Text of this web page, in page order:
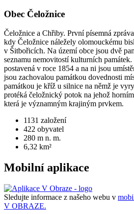
Obec Čeložnice
Čeložnice a Chřiby. První písemná
kdy Čeložnice náležely olomouckému
v Šitbořicích. Na území obce jsou dvě
seznamu nemovitostí kulturních
postavená v roce 1854 a na ni jsou
jsou zachovalou památkou dovednosti
památkou je kříž u silnice na němž je
protéká čeložnický potok na jehož
která je významným krajiným prvkem.
1131 založení
422 obyvatel
280 m n. m.
6,32 km²
Mobilní aplikace
Sledujte informace z našeho webu v
V OBRAZE.